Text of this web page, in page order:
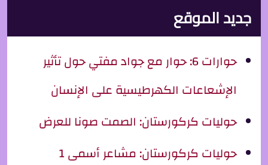
جديد الموقع
حوارات 6: حوار مع جواد مفتي حول تأثير
الإشعاعات الكهرطيسية على الإنسان
حوليات كركورستان: الصمت صونا للعرض
حوليات كركورستان: مشاعر أسمى 1